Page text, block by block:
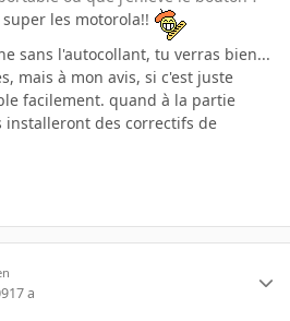
super les motorola!!
sans l'autocollant, tu verras bien...
mais à mon avis, si c'est juste
facilement. quand à la partie
des correctifs de
17 a